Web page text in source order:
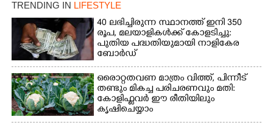
TRENDING IN LIFESTYLE
40 ലഭിച്ചിരുന്ന സ്ഥാനത്ത് ഇനി 350
രൂപ, മലയാളികൾക്ക് കോളടിച്ചു:
പുതിയ പദ്ധതിയുമായി നാളികേര
ബോർഡ്
ഒരൊറ്റതവണ മാത്രം വിത്ത്, പിന്നീട്
തണ്ടും മികച്ച പരിചരണവും മതി:
കോളിഫ്ലവർ ഈ രീതിയിലും
കൃഷിചെയ്യാം
×
Share this link